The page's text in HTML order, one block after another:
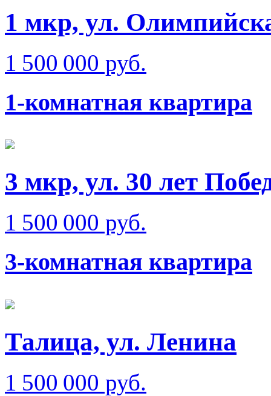
1 мкр, ул.
1 500 000 руб.
1-комнатная квартира
3 мкр, ул. 30 лет
1 500 000 руб.
3-комнатная квартира
Талица, ул. Ленина
1 500 000 руб.